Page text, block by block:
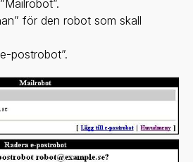
för den robot som skall
postrobot”.